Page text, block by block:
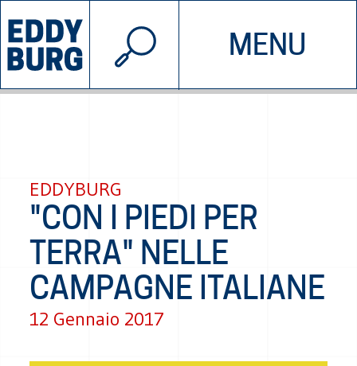
MENU
INIZIATIVE CHI SIAMO
© 2026 EDDYBURG
EDDYBURG
"CON I PIEDI PER
TERRA" NELLE
CAMPAGNE ITALIANE
12 Gennaio 2017